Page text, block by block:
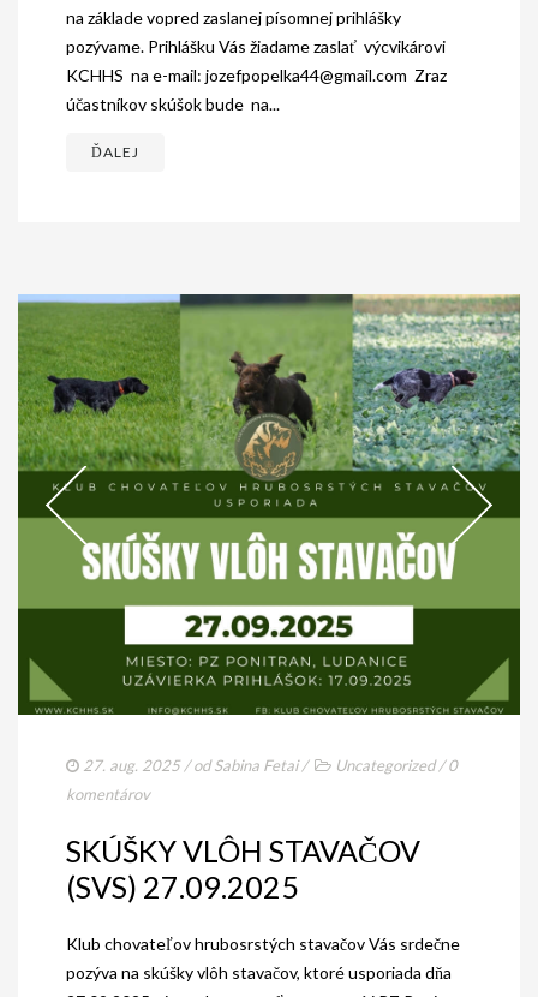
na základe vopred zaslanej písomnej prihlášky
pozývame. Prihlášku Vás žiadame zaslať výcvikárovi
KCHHS na e-mail: jozefpopelka44@gmail.com Zraz
účastníkov skúšok bude na...
ĎALEJ
27. aug. 2025 / odSabina Fetai/ Uncategorized/0
komentárov
SKÚŠKY VLÔH STAVAČOV
(SVS) 27.09.2025
Klub chovateľov hrubosrstých stavačov Vás srdečne
pozýva na skúšky vlôh stavačov, ktoré usporiada dňa